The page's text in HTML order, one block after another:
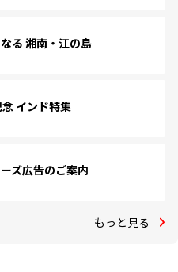
る 湘南・江の島
インド特集
ズ広告のご案内
もっと見る